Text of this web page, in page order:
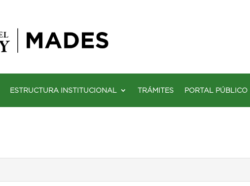
ESTRUCTURA INSTITUCIONAL TRÁMITES PORTAL PÚBLICO